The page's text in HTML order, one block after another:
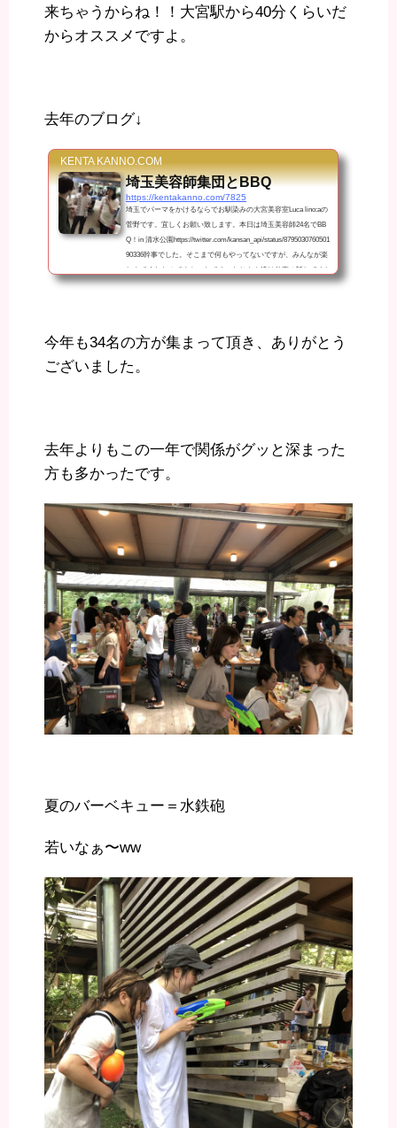
来ちゃうからね！！大宮駅から40分くらいだ
からオススメですよ。
去年のブログ↓
KENTA KANNO.COM
埼玉美容師集団とBBQ
https://kentakanno.com/7825
埼玉でパーマをかけるならでお馴染みの大宮美容室Luca lino:aの
菅野です。宜しくお願い致します。本日は埼玉美容師24名でBB
Q！in 清水公園https://twitter.com/kansan_api/status/8795030760501
90336幹事でした。そこまで何もやってないですが、みんなが楽
しんでくれたのでよかったです。おじさん達は仕事の話してまし
たけどね。こういうコミュニケーションが大切ですね。普段話せ
今年も34名の方が集まって頂き、ありがとう
ございました。
去年よりもこの一年で関係がグッと深まった
方も多かったです。
夏のバーベキュー＝水鉄砲
若いなぁ〜ww